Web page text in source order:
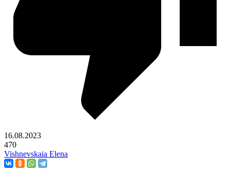
16.08.2023
470
Vishnevskaia Elena